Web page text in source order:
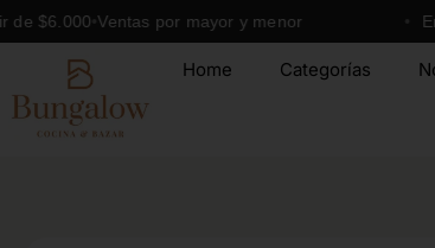
Ir
al
contenido
Ventas por mayor y menor
Home Categorías